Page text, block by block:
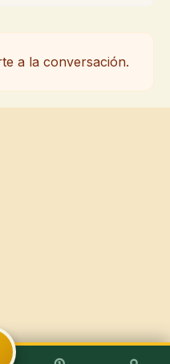
a la conversación.